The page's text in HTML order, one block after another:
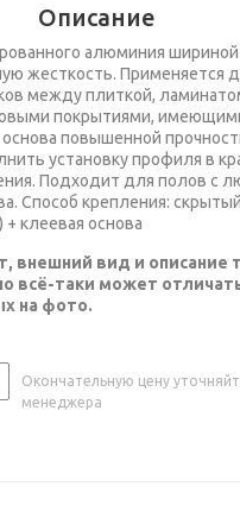
Описание
алюминия
жесткость. Применяется
между плиткой,
покрытиями,
повышенной
установку профиля в
Подходит для полов с
Способ крепления:
клеевая основа
внешний вид и описание
всё-таки может
на фото.
Окончательную цену
менеджера